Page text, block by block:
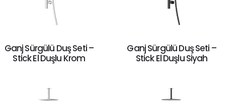
Ganj Sürgülü Duş Seti –
Stick El Duşlu Krom
Ganj Sürgülü Duş Seti –
Stick El Duşlu Siyah